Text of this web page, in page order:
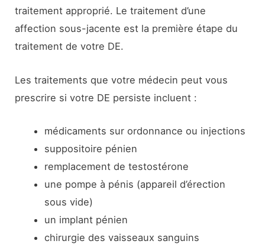
traitement approprié. Le traitement d’une
affection sous-jacente est la première étape du
traitement de votre DE.
Les traitements que votre médecin peut vous
prescrire si votre DE persiste incluent :
médicaments sur ordonnance ou injections
suppositoire pénien
remplacement de testostérone
une pompe à pénis (appareil d’érection
sous vide)
un implant pénien
chirurgie des vaisseaux sanguins